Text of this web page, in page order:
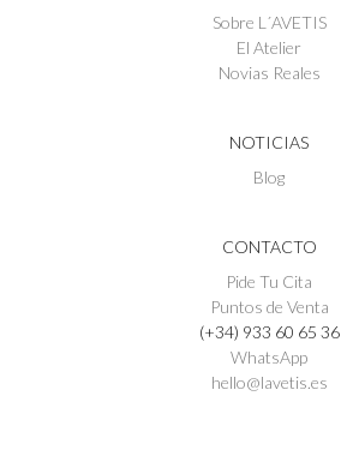
Sobre L´AVETIS
El Atelier
Novias Reales
NOTICIAS
Blog
CONTACTO
Pide Tu Cita
Puntos de Venta
(+34) 933 60 65 36
WhatsApp
hello@lavetis.es